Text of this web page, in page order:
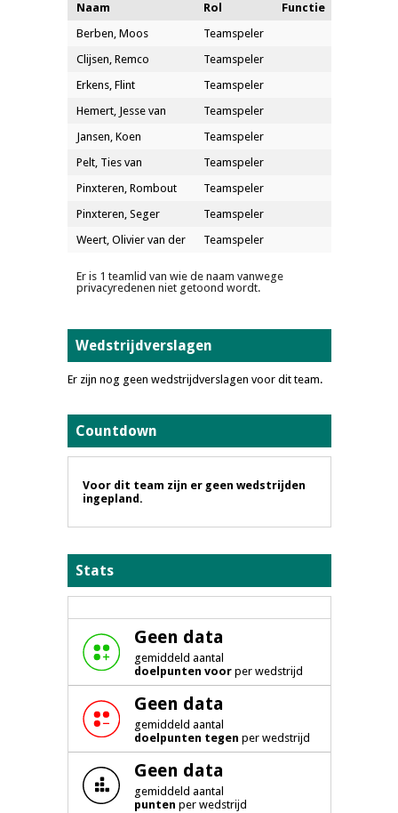
Naam Rol
Functie
Berben, Moos
Teamspeler
Clijsen, Remco
Teamspeler
Erkens, Flint
Teamspeler
Hemert, Jesse van
Teamspeler
Jansen, Koen
Teamspeler
Pelt, Ties van
Teamspeler
Pinxteren, Rombout
Teamspeler
Pinxteren, Seger
Teamspeler
Weert, Olivier van der
Teamspeler
Er is 1 teamlid van wie de naam vanwege
privacyredenen niet getoond wordt.
Wedstrijdverslagen
Er zijn nog geen wedstrijdverslagen voor dit team.
Countdown
Voor dit team zijn er geen wedstrijden
ingepland.
Stats
Geen data
gemiddeld aantal
doelpunten voorper wedstrijd
Geen data
gemiddeld aantal
doelpunten tegen per wedstrijd
Geen data
gemiddeld aantal
punten per wedstrijd